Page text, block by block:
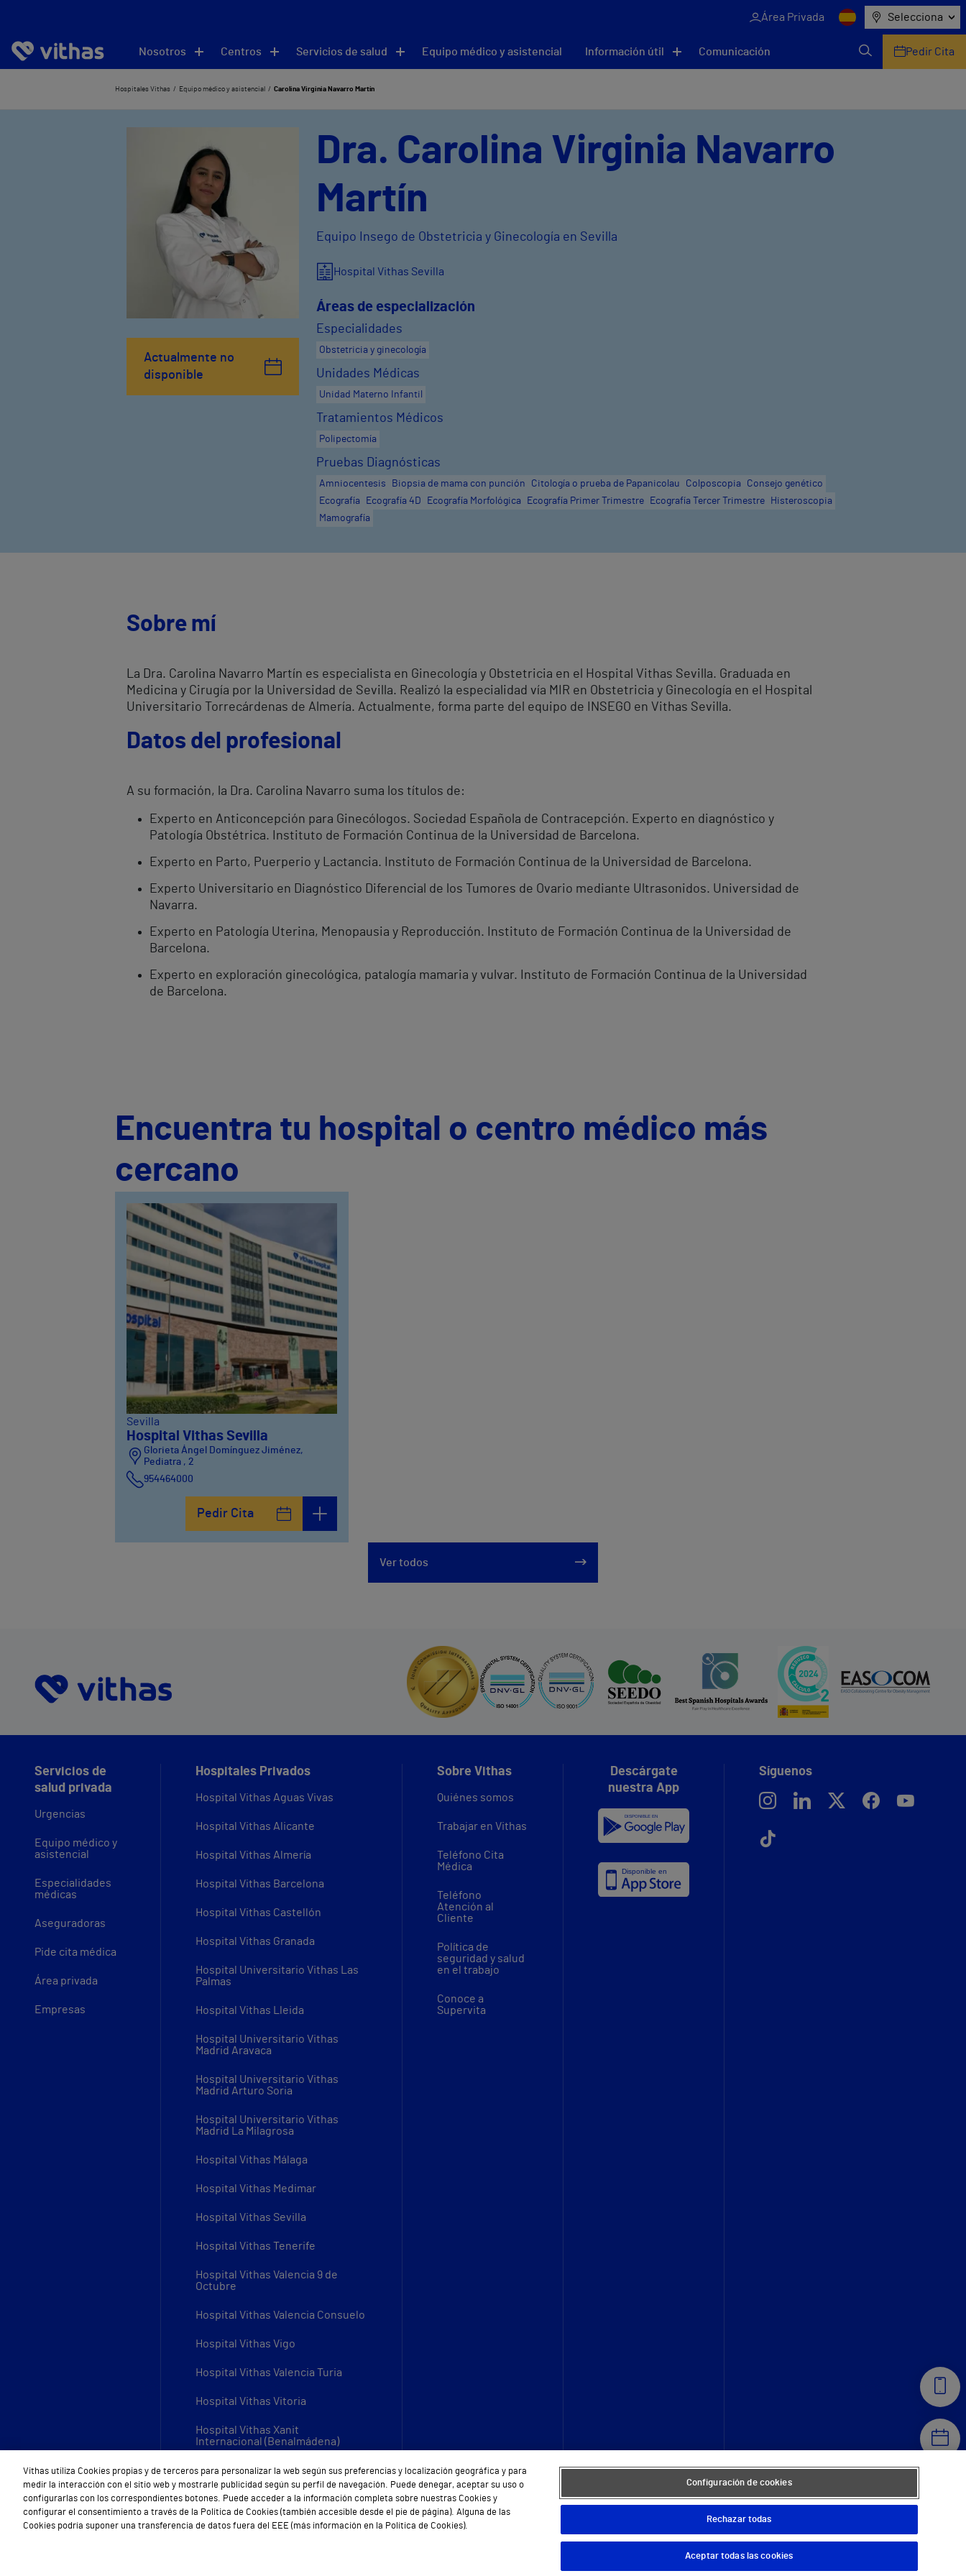
Área Privada Selecciona
Nosotros Centros Servicios de salud Equipo médico y asistencial Información útil Comunicación Pedir Cita
Hospitales Vithas Equipo médico y asistencial Carolina Virginia Navarro Martín
Actualmente no
disponible
Dra. Carolina Virginia Navarro
Martín
Equipo Insego de Obstetricia y Ginecología en Sevilla
Hospital Vithas Sevilla
Áreas de especialización
Especialidades
Obstetricia y ginecología
Unidades Médicas
Unidad Materno Infantil
Tratamientos Médicos
Polipectomía
Pruebas Diagnósticas
Amniocentesis Biopsia de mama con punción Citología o prueba de Papanicolau Colposcopia
Consejo genético
Ecografía
Ecografía 4D Ecografía Morfológica Ecografía Primer Trimestre Ecografía Tercer Trimestre
Histeroscopia
Mamografía
Sobre mí
La Dra. Carolina Navarro Martín es especialista en Ginecología y Obstetricia en el Hospital Vithas Sevilla. Graduada en
Medicina y Cirugía por la Universidad de Sevilla. Realizó la especialidad vía MIR en Obstetricia y Ginecología en el Hospital
Universitario Torrecárdenas de Almería. Actualmente, forma parte del equipo de INSEGO en Vithas Sevilla.
Datos del profesional
A su formación, la Dra. Carolina Navarro suma los títulos de:
Experto en Anticoncepción para Ginecólogos. Sociedad Española de Contracepción. Experto en diagnóstico y
Patología Obstétrica. Instituto de Formación Continua de la Universidad de Barcelona.
Experto en Parto, Puerperio y Lactancia. Instituto de Formación Continua de la Universidad de Barcelona.
Experto Universitario en Diagnóstico Diferencial de los Tumores de Ovario mediante Ultrasonidos. Universidad de
Navarra.
Experto en Patología Uterina, Menopausia y Reproducción. Instituto de Formación Continua de la Universidad de
Barcelona.
Experto en exploración ginecológica, patalogía mamaria y vulvar. Instituto de Formación Continua de la Universidad
de Barcelona.
Encuentra tu hospital o centro médico más
cercano
Sevilla
Hospital Vithas Sevilla
Glorieta Ángel Domínguez Jiménez,
Pediatra , 2
954464000
Pedir Cita
Ver todos
Servicios de
salud privada
Urgencias
Equipo médico y
asistencial
Especialidades
médicas
Aseguradoras
Pide cita médica
Área privada
Empresas
Hospitales Privados
Hospital Vithas Aguas Vivas
Hospital Vithas Alicante
Hospital Vithas Almería
Hospital Vithas Barcelona
Hospital Vithas Castellón
Hospital Vithas Granada
Hospital Universitario Vithas Las
Palmas
Hospital Vithas Lleida
Hospital Universitario Vithas
Madrid Aravaca
Hospital Universitario Vithas
Madrid Arturo Soria
Hospital Universitario Vithas
Madrid La Milagrosa
Hospital Vithas Málaga
Hospital Vithas Medimar
Hospital Vithas Sevilla
Hospital Vithas Tenerife
Hospital Vithas Valencia 9 de
Octubre
Hospital Vithas Valencia Consuelo
Hospital Vithas Vigo
Hospital Vithas Valencia Turia
Hospital Vithas Vitoria
Hospital Vithas Xanit
Internacional (Benalmádena)
Todos los centros Vithas
Sobre Vithas
Quiénes somos
Trabajar en Vithas
Teléfono Cita
Médica
Teléfono
Atención al
Cliente
Política de
seguridad y salud
en el trabajo
Conoce a
Supervita
Descárgate
nuestra App
Síguenos
© 2026 Vithas. Todos los derechos reservados.
Vithas utiliza Cookies propias y de terceros para personalizar la web según sus preferencias y localización geográfica y para
medir la interacción con el sitio web y mostrarle publicidad según su perfil de navegación. Puede denegar, aceptar su uso o
configurarlas con los correspondientes botones. Puede acceder a la información completa sobre nuestras Cookies y
configurar el consentimiento a través de la Política de Cookies (también accesible desde el pie de página). Alguna de las
Cookies podría suponer una transferencia de datos fuera del EEE (más información en la Política de Cookies).
Configuración de cookies
Rechazar todas
Aceptar todas las cookies